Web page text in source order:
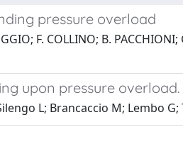
pressure overload
F. COLLINO; B.
upon pressure overload.
L; Brancaccio M; Lembo G;